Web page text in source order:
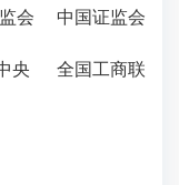
会 中国证监会
央 全国工商联